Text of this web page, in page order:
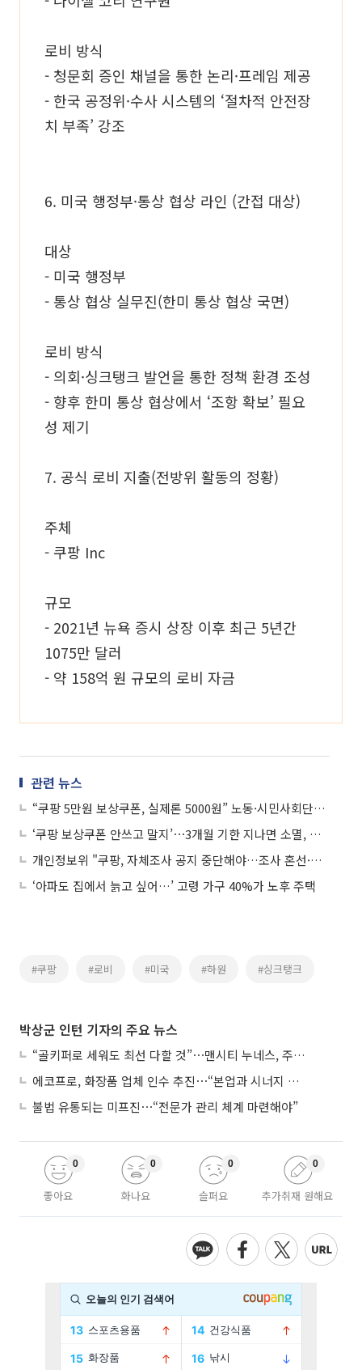
로비 방식
- 청문회 증인 채널을 통한 논리·프레임 제공
- 한국 공정위·수사 시스템의 ‘절차적 안전장
치 부족’ 강조
6. 미국 행정부·통상 협상 라인 (간접 대상)
대상
- 미국 행정부
- 통상 협상 실무진(한미 통상 협상 국면)
로비 방식
- 의회·싱크탱크 발언을 통한 정책 환경 조성
- 향후 한미 통상 협상에서 ‘조항 확보’ 필요
성 제기
7. 공식 로비 지출(전방위 활동의 정황)
주체
- 쿠팡 Inc
규모
- 2021년 뉴욕 증시 상장 이후 최근 5년간
1075만 달러
- 약 158억 원 규모의 로비 자금
관련 뉴스
“쿠팡 5만원 보상쿠폰, 실제론 5000원” 노동·시민사회단체, 탈팡·쿠폰 거부 운동 돌입
‘쿠팡 보상쿠폰 안쓰고 말지’⋯3개월 기한 지나면 소멸, 치킨·커피 상품권도 못사
개인정보위 "쿠팡, 자체조사 공지 중단해야…조사 혼선·방해 우려"
‘아파도 집에서 늙고 싶어…’ 고령 가구 40%가 노후 주택
#쿠팡 #로비 #미국 #하원 #싱크탱크
박상군 인턴 기자의 주요 뉴스
“골키퍼로 세워도 최선 다할 것”⋯맨시티 누네스, 주전 경쟁 각오
에코프로, 화장품 업체 인수 추진⋯“본업과 시너지 부족”
불법 유통되는 미프진⋯“전문가 관리 체계 마련해야”
좋아요
0
화나요
0
슬퍼요
0
추가취재 원해요
0